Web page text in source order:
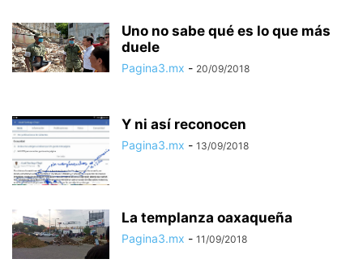
Uno no sabe qué es lo que más
duele
Pagina3.mx - 20/09/2018
Y ni así reconocen
Pagina3.mx - 13/09/2018
La templanza oaxaqueña
Pagina3.mx - 11/09/2018